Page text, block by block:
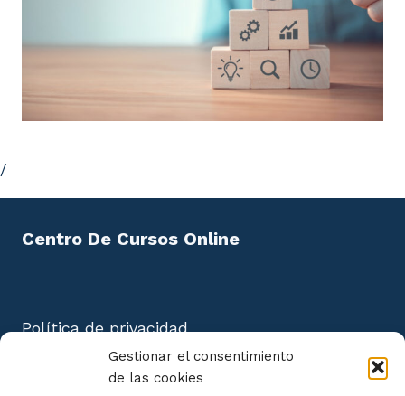
Gestionar el consentimiento
de las cookies
/
Centro De Cursos Online
Política de privacidad
Aviso Legal
Política de cookies